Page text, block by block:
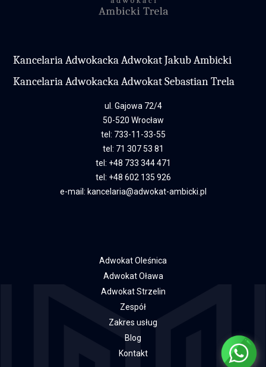
Kancelaria Adwokacka Adwokat Jakub Ambicki
Kancelaria Adwokacka Adwokat Sebastian Trela
ul. Gajowa 72/4
50-520 Wrocław
tel: 733-11-33-55
tel: 71 307 53 81
tel: +48 733 344 471
tel: +48 602 135 926
e-mail: kancelaria@adwokat-ambicki.pl
Adwokat Oleśnica
Adwokat Oława
Adwokat Strzelin
Zespół
Zakres usług
Blog
Kontakt